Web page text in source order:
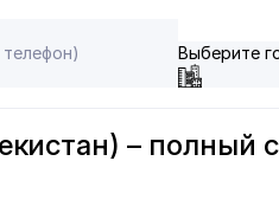
Выберите
– полный